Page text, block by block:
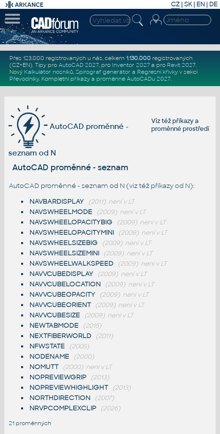
CZ | SK| EN | DE
Přes 123.000 registrovaných u nás, celkem 1.130.000registrovaných
(CZ+EN). Tipy pro AutoCAD 2027, pro Inventor 2027a pro Revit 2027.
Nový Kalkulátor nosníků, Spirograf generátor a Regresní křivkyv sekci
Převodníky. Kompletní příkazya proměnné AutoCADu 2027.
Viz téžpříkazya
proměnné prostředí
AutoCAD proměnné -
seznam od N
AutoCAD proměnné - seznam
AutoCAD proměnné - seznam od N (viz též příkazy od N):
NAVBARDISPLAY
(2011) není v LT
NAVSWHEELMODE (2009) není v LT
NAVSWHEELOPACITYBIG (2009) není v LT
NAVSWHEELOPACITYMINI (2009) není v LT
NAVSWHEELSIZEBIG (2009) není v LT
NAVSWHEELSIZEMINI (2009) není v LT
NAVSWHEELWALKSPEED (2009) není v LT
NAVVCUBEDISPLAY (2009) není v LT
NAVVCUBELOCATION (2009) není v LT
NAVVCUBEOPACITY (2009) není v LT
NAVVCUBEORIENT (2009) není v LT
NAVVCUBESIZE (2009) není v LT
NEWTABMODE (2015)
NEXTFIBERWORLD (2011)
NFWSTATE (2005)
NODENAME (2000)
NOMUTT (2000) není v LT
NOPREVIEWGRIP (2013)
NOPREVIEWHIGHLIGHT (2013)
NORTHDIRECTION (2007)
NRVPCOMPLEXCLIP (2026)
21 proměnných